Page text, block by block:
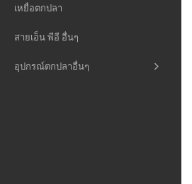
เหยื่อตกปลา
สายเอ็น พีอี อื่นๆ
อุปกรณ์ตกปลาอื่นๆ